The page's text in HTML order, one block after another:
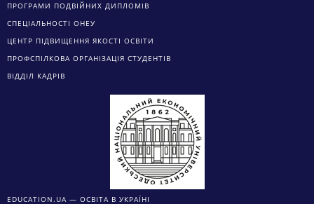
ПРОГРАМИ ПОДВІЙНИХ ДИПЛОМІВ
СПЕЦІАЛЬНОСТІ ОНЕУ
ЦЕНТР ПІДВИЩЕННЯ ЯКОСТІ ОСВІТИ
ПРОФСПІЛКОВА ОРГАНІЗАЦІЯ СТУДЕНТІВ
ВІДДІЛ КАДРІВ
EDUCATION.UA — ОСВІТА В УКРАЇНІ